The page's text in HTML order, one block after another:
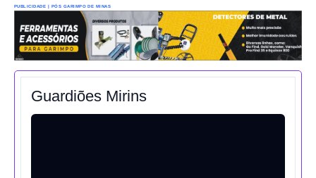
PUBLICIDADE | PÓS GARIMPO DE MINAS
Guardiões Mirins